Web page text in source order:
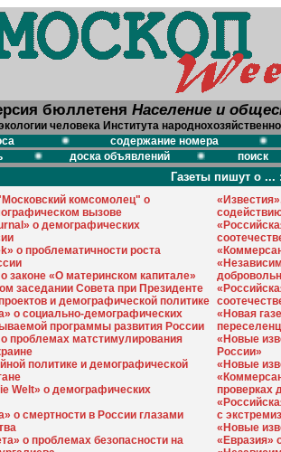
бюллетеня Население и
человека Института
содержание номера
доска объявлений поиск
Газеты пишут о ...
комсомолец" о
вызове
о демографических
о проблематичности роста
законе «О материнском капитале»
заседании Совета при Президенте
и демографической политике
о социально-демографических
программы развития России
проблемах матстимулирования
политике и демографической
Welt» о демографических
о смертности в России глазами
о проблемах безопасности на
«Новая
«Новые
России»
«Новые
проверках
с
«Новые
«Евразия»